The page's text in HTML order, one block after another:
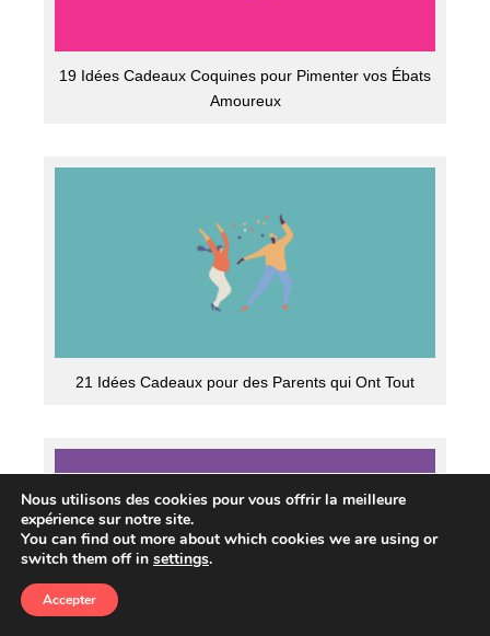
19 Idées Cadeaux Coquines pour Pimenter vos Ébats
Amoureux
21 Idées Cadeaux pour des Parents qui Ont Tout
Tout Le Monde
Hommes
Nous utilisons des cookies pour vous offrir la meilleure
expérience sur notre site.
You can find out more about which cookies we are using or
switch them off in settings.
Accepter